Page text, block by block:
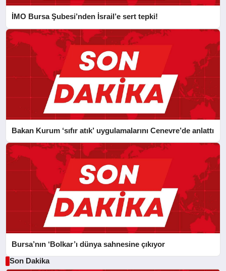
İMO Bursa Şubesi’nden İsrail’e sert tepki!
Bakan Kurum ‘sıfır atık’ uygulamalarını Cenevre’de anlattı
Bursa’nın ‘Bolkar’ı dünya sahnesine çıkıyor
Son Dakika